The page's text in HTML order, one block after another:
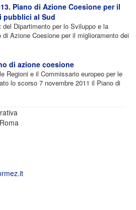
Piano di Azione Coesione per il
pubblici al Sud
Dipartimento per lo Sviluppo e la
Azione Coesione per il miglioramento dei
di azione coesione
Regioni e il Commissario europeo per le
lo scorso 7 novembre 2011 il Piano di